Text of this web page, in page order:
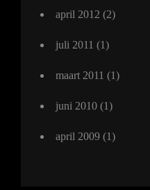
april 2012 (2)
juli 2011 (1)
maart 2011 (1)
juni 2010 (1)
april 2009 (1)